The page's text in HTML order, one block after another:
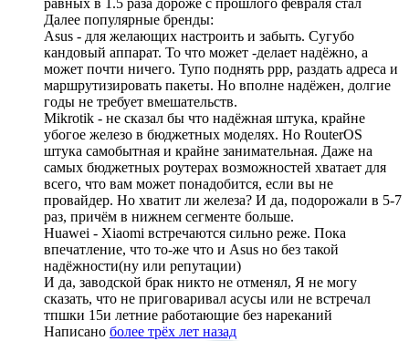
равных в 1.5 раза дороже с прошлого февраля стал
Далее популярные бренды:
Asus - для желающих настроить и забыть. Сугубо
кандовый аппарат. То что может -делает надёжно, а
может почти ничего. Тупо поднять ррр, раздать адреса и
маршрутизировать пакеты. Но вполне надёжен, долгие
годы не требует вмешательств.
Mikrotik - не сказал бы что надёжная штука, крайне
убогое железо в бюджетных моделях. Но RouterOS
штука самобытная и крайне занимательная. Даже на
самых бюджетных роутерах возможностей хватает для
всего, что вам может понадобится, если вы не
провайдер. Но хватит ли железа? И да, подорожали в 5-7
раз, причём в нижнем сегменте больше.
Huawei - Xiaomi встречаются сильно реже. Пока
впечатление, что то-же что и Asus но без такой
надёжности(ну или репутации)
И да, заводской брак никто не отменял, Я не могу
сказать, что не приговаривал асусы или не встречал
тпшки 15и летние работающие без нареканий
Написано более трёх лет назад